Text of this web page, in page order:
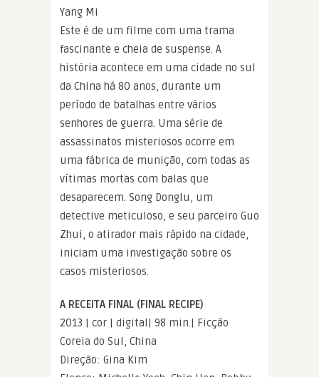
Yang Mi
Este é de um filme com uma trama
fascinante e cheia de suspense. A
história acontece em uma cidade no sul
da China há 80 anos, durante um
período de batalhas entre vários
senhores de guerra. Uma série de
assassinatos misteriosos ocorre em
uma fábrica de munição, com todas as
vítimas mortas com balas que
desaparecem. Song Donglu, um
detective meticuloso, e seu parceiro Guo
Zhui, o atirador mais rápido na cidade,
iniciam uma investigação sobre os
casos misteriosos.
A RECEITA FINAL (FINAL RECIPE)
2013 | cor | digital| 98 min.| Ficção
Coreia do Sul, China
Direção: Gina Kim